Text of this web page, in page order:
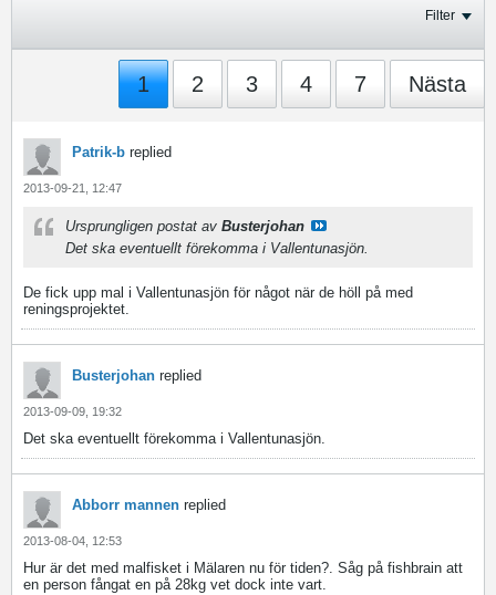
Filter
1 2 3 4 7 Nästa
Patrik-b replied
2013-09-21, 12:47
Ursprungligen postat av Busterjohan
Det ska eventuellt förekomma i Vallentunasjön.
De fick upp mal i Vallentunasjön för något när de höll på med
reningsprojektet.
Busterjohan replied
2013-09-09, 19:32
Det ska eventuellt förekomma i Vallentunasjön.
Abborr mannen replied
2013-08-04, 12:53
Hur är det med malfisket i Mälaren nu för tiden?. Såg på fishbrain att
en person fångat en på 28kg vet dock inte vart.